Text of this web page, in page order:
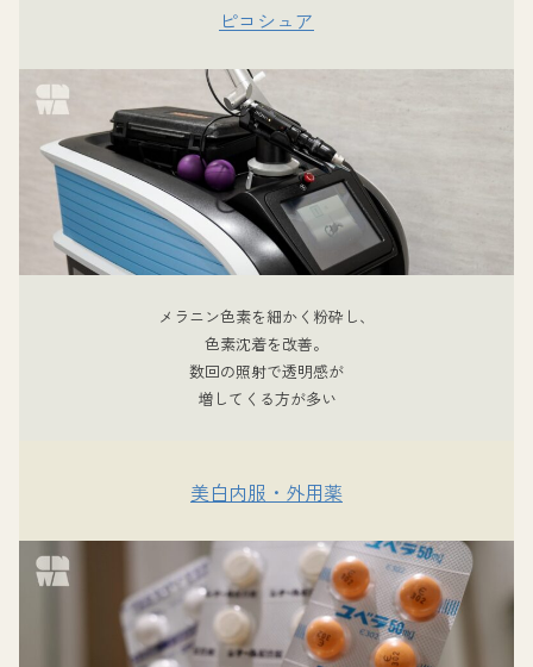
ピコシュア
メラニン色素を細かく粉砕し、
色素沈着を改善。
数回の照射で透明感が
増してくる方が多い
美白内服・外用薬